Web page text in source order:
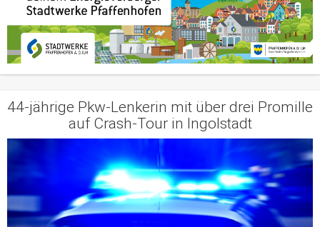
44-jährige Pkw-Lenkerin mit über drei Promille
auf Crash-Tour in Ingolstadt